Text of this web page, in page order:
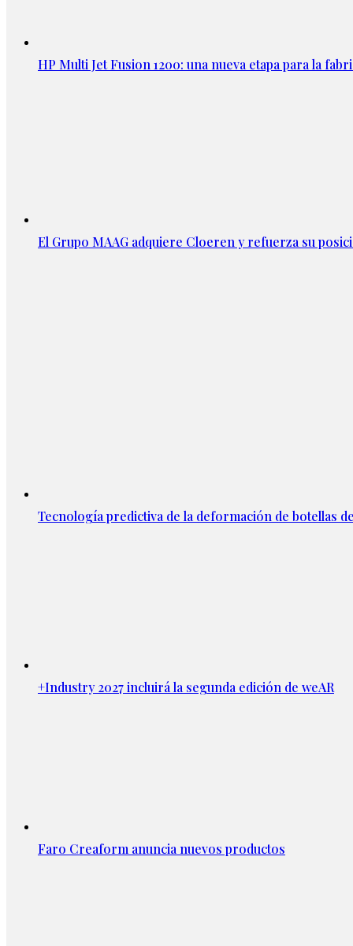
HP Multi Jet Fusion 1200: una nueva etapa para la
El Grupo MAAG adquiere Cloeren y refuerza su
Tecnología predictiva de la deformación de botellas
+Industry 2027 incluirá la segunda edición de weAR
Faro Creaform anuncia nuevos productos